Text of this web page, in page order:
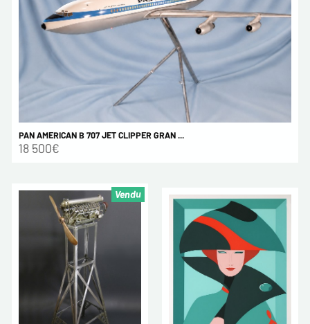
PAN AMERICAN B 707 JET CLIPPER GRAN ...
18 500€
Vendu